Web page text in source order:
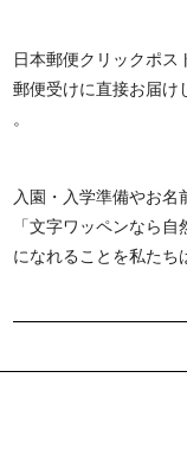
日本郵便クリックポス
郵便受けに直接お届け
。
入園・入学準備やお
「文字ワッペンなら
になれることを私たち